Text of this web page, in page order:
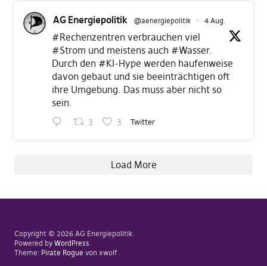
AG Energiepolitik @aenergiepolitik · 4 Aug.
#Rechenzentrenverbrauchen viel
#Strom und meistens auch #Wasser.
Durch den #KI-Hype werden haufenweise
davon gebaut und sie beeinträchtigen oft
ihre Umgebung. Das muss aber nicht so
sein.
3 3 Twitter
Load More
Copyright © 2026 AG Energiepolitik
Powered by WordPress
Theme: Pirate Rogue von xwolf